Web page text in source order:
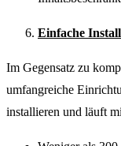
Einfache
Im Gegensatz zu
umfangreiche
installieren und läuft